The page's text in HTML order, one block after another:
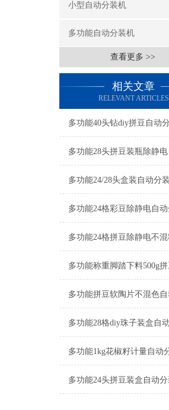
小型自动分装机
多功能自动分装机
查看更多 >>
相关文章
RELEVANT ARTICLES